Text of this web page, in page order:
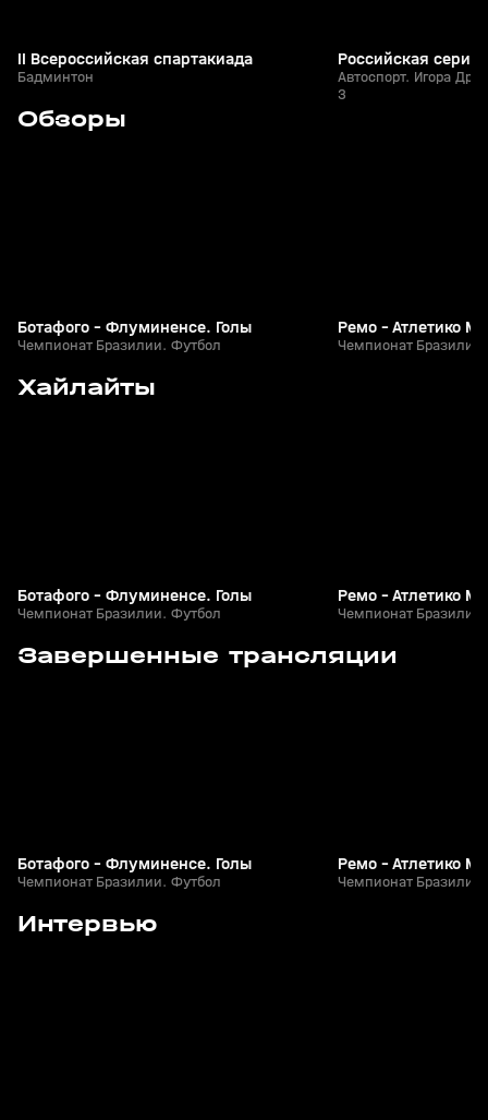
II Всероссийская спартакиада
Бадминтон
Российская серия
Автоспорт. Игора
3
Обзоры
Сегодня, 11:44
Ботафого - Флуминенсе. Голы
Чемпионат Бразилии. Футбол
Ремо - Атлетико
Чемпионат
Хайлайты
Сегодня, 11:44
Ботафого - Флуминенсе. Голы
Чемпионат Бразилии. Футбол
Ремо - Атлетико
Чемпионат
Завершенные трансляции
Сегодня, 11:44
Ботафого - Флуминенсе. Голы
Чемпионат Бразилии. Футбол
Ремо - Атлетико
Чемпионат
Интервью
Сегодня, 10:50